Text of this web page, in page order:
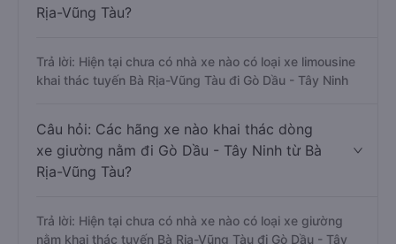
Rịa-Vũng Tàu?
Trả lời: Hiện tại chưa có nhà xe nào có loại xe limousine
khai thác tuyến Bà Rịa-Vũng Tàu đi Gò Dầu - Tây Ninh
Câu hỏi: Các hãng xe nào khai thác dòng
xe giường nằm đi Gò Dầu - Tây Ninh từ Bà
Rịa-Vũng Tàu?
Trả lời: Hiện tại chưa có nhà xe nào có loại xe giường
nằm khai thác tuyến Bà Rịa-Vũng Tàu đi Gò Dầu - Tây